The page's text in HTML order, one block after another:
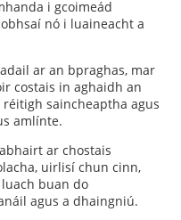
i gcoimeád
nó i luaineacht a
ar an bpraghas, mar
costais in aghaidh an
saincheaptha agus
amlínte.
ar chostais
uirlisí chun cinn,
buan do
agus a dhaingniú.